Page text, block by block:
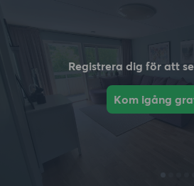
Registrera dig för att
Kom igång